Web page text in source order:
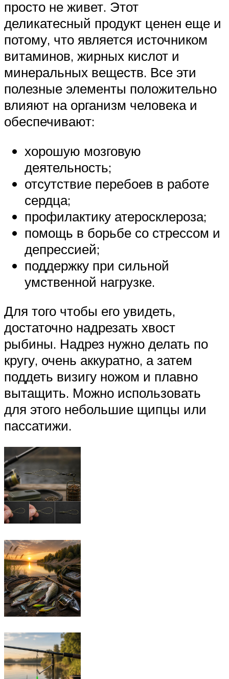
просто не живет. Этот
деликатесный продукт ценен еще и
потому, что является источником
витаминов, жирных кислот и
минеральных веществ. Все эти
полезные элементы положительно
влияют на организм человека и
обеспечивают:
хорошую мозговую
деятельность;
отсутствие перебоев в работе
сердца;
профилактику атеросклероза;
помощь в борьбе со стрессом и
депрессией;
поддержку при сильной
умственной нагрузке.
Для того чтобы его увидеть,
достаточно надрезать хвост
рыбины. Надрез нужно делать по
кругу, очень аккуратно, а затем
поддеть визигу ножом и плавно
вытащить. Можно использовать
для этого небольшие щипцы или
пассатижи.